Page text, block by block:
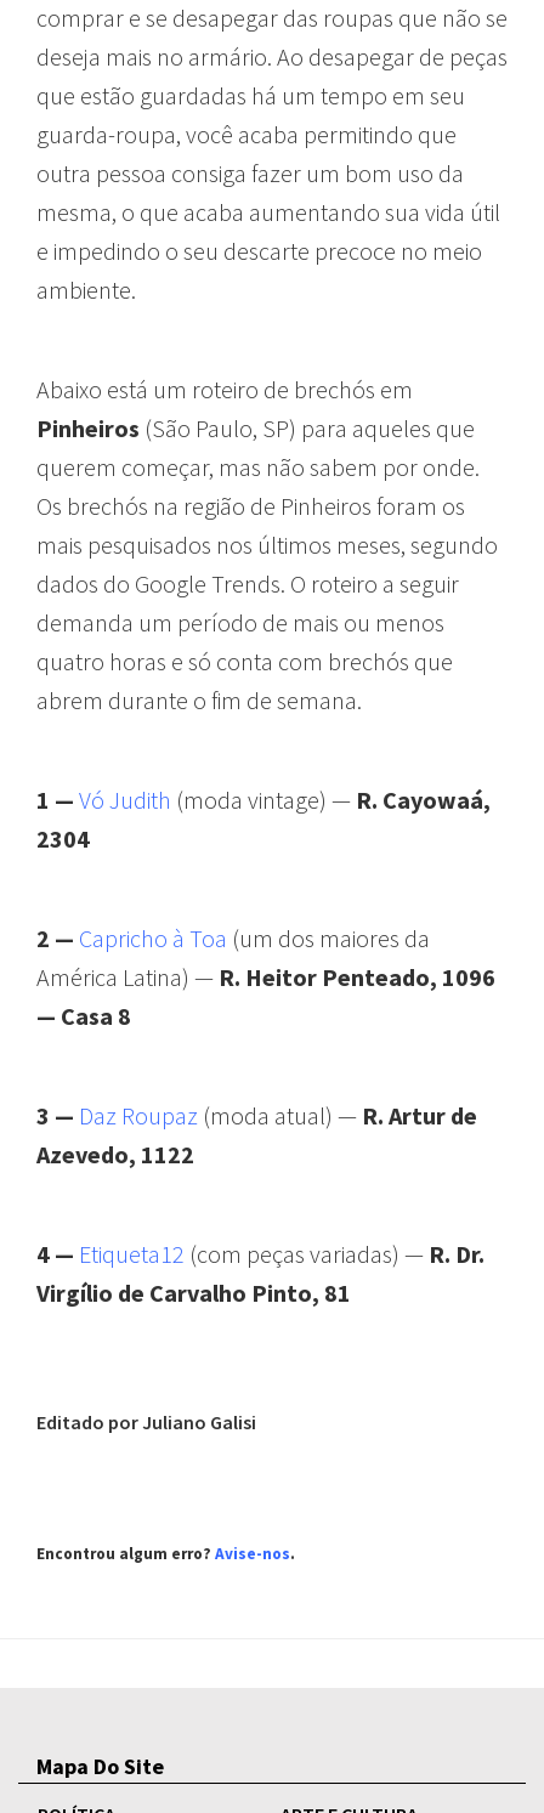
comprar e se desapegar das roupas que não se
deseja mais no armário. Ao desapegar de peças
que estão guardadas há um tempo em seu
guarda-roupa, você acaba permitindo que
outra pessoa consiga fazer um bom uso da
mesma, o que acaba aumentando sua vida útil
e impedindo o seu descarte precoce no meio
ambiente.
Abaixo está um roteiro de brechós em
Pinheiros (São Paulo, SP) para aqueles que
querem começar, mas não sabem por onde.
Os brechós na região de Pinheiros foram os
mais pesquisados nos últimos meses, segundo
dados do Google Trends. O roteiro a seguir
demanda um período de mais ou menos
quatro horas e só conta com brechós que
abrem durante o fim de semana.
1 — Vó Judith (moda vintage) — R. Cayowaá,
2304
2 — Capricho à Toa (um dos maiores da
América Latina) — R. Heitor Penteado, 1096
— Casa 8
3 — Daz Roupaz (moda atual) — R. Artur de
Azevedo, 1122
4 — Etiqueta12 (com peças variadas) — R. Dr.
Virgílio de Carvalho Pinto, 81
Editado por Juliano Galisi
Encontrou algum erro? Avise-nos.
Mapa Do Site